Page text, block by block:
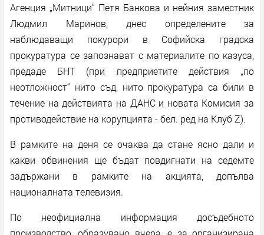
Агенция „Митници“ Петя Банкова и нейния заместник
Людмил Маринов, днес определените за
наблюдаващи покурори в Софийска градска
прокуратура се запознават с материалите по казуса,
предаде БНТ (при предприетите действия „по
неотложност“ нито съд, нито прокуратура са били в
течение на действията на ДАНС и новата Комисия за
противодействие на корупцията - бел. ред на Клуб Z).
В рамките на деня се очаква да стане ясно дали и
какви обвинения ще бъдат повдигнати на седемте
задържани в рамките на акцията, допълва
националната телевизия.
По неофициална информация досъдебното